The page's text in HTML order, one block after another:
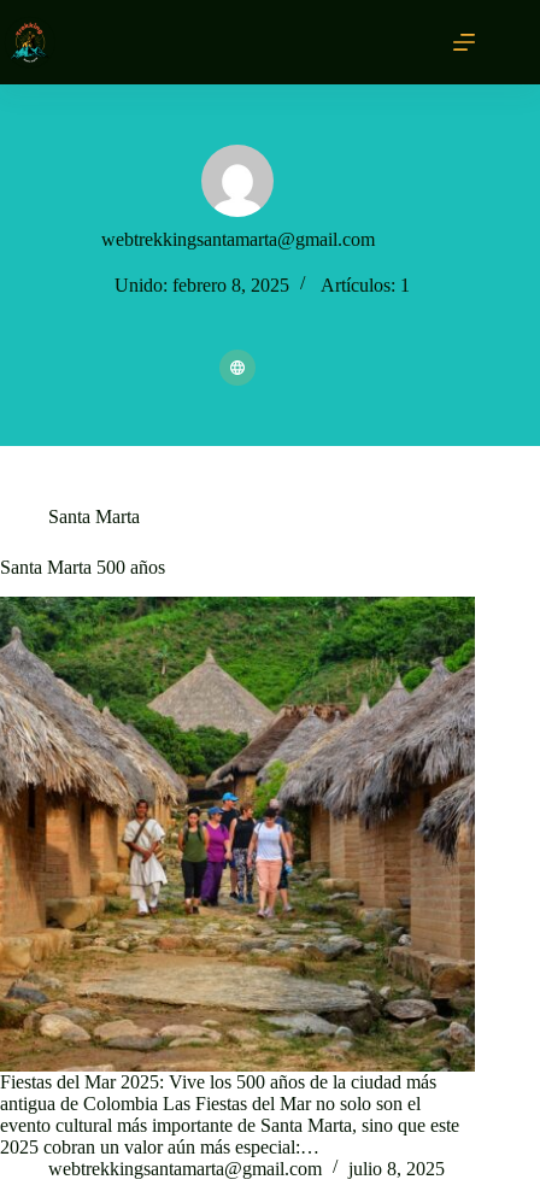
webtrekkingsantamarta@gmail.com
Unido: febrero 8, 2025 Artículos: 1
Santa Marta
Santa Marta 500 años
Fiestas del Mar 2025: Vive los 500 años de la ciudad más
antigua de Colombia Las Fiestas del Mar no solo son el
evento cultural más importante de Santa Marta, sino que este
2025 cobran un valor aún más especial:…
webtrekkingsantamarta@gmail.com
julio 8, 2025